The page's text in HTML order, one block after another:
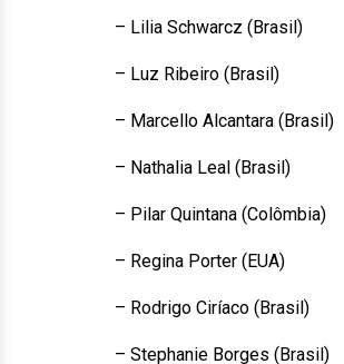
– Lilia Schwarcz (Brasil)
– Luz Ribeiro (Brasil)
– Marcello Alcantara (Brasil)
– Nathalia Leal (Brasil)
– Pilar Quintana (Colômbia)
– Regina Porter (EUA)
– Rodrigo Ciríaco (Brasil)
– Stephanie Borges (Brasil)